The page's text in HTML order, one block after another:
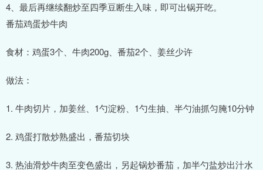
4、最后再继续翻炒至四季豆断生入味，即可出锅开吃。
番茄鸡蛋炒牛肉
食材：鸡蛋3个、牛肉200g、番茄2个、姜丝少许
做法：
1. 牛肉切片，加姜丝、1勺淀粉、1勺生抽、半勺油抓匀腌10分钟
2. 鸡蛋打散炒熟盛出，番茄切块
3. 热油滑炒牛肉至变色盛出，另起锅炒番茄，加半勺盐炒出汁水